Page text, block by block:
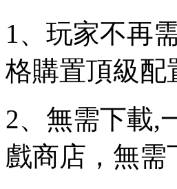
1、玩家不再
格購置頂級配
2、無需下載,
戲商店，無需